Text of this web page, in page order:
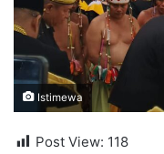
Istimewa
Post View: 118